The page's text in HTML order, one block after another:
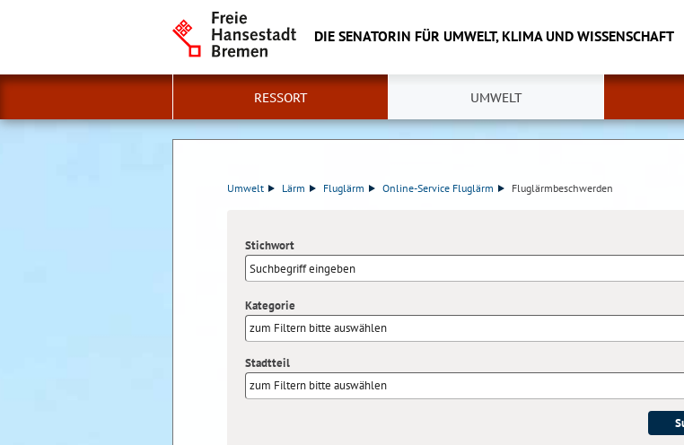
DIE SENATORIN FÜR UMWELT, KLIMA UND WISSENSCHAFT
RESSORT UMWELT
Umwelt Lärm Fluglärm Online-Service Fluglärm Fluglärmbeschwerden
Stichwort
Kategorie
zum Filtern bitte auswählen
Stadtteil
zum Filtern bitte auswählen